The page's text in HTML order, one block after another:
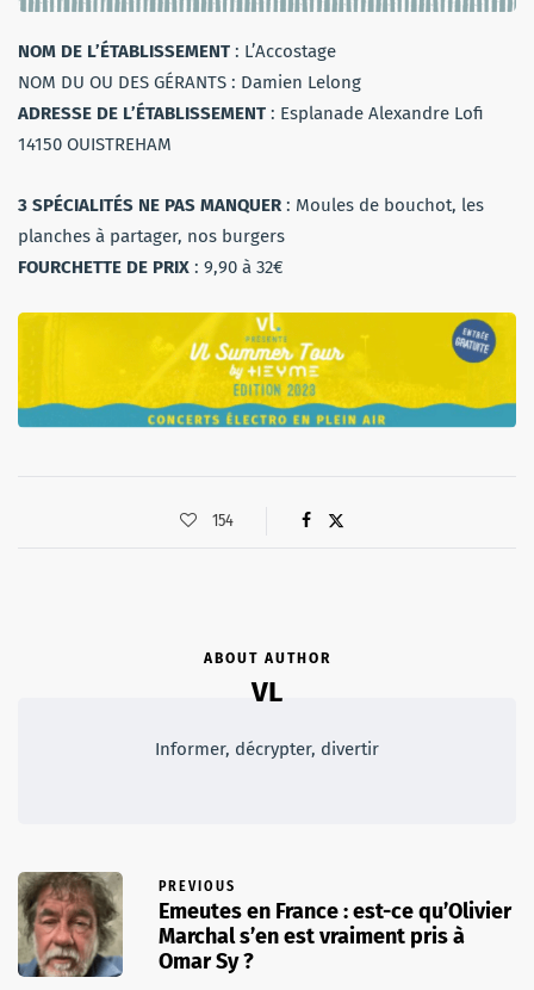
NOM DE L’ÉTABLISSEMENT : L’Accostage
NOM DU OU DES GÉRANTS : Damien Lelong
ADRESSE DE L’ÉTABLISSEMENT : Esplanade Alexandre Lofi
14150 OUISTREHAM
3 SPÉCIALITÉS NE PAS MANQUER : Moules de bouchot, les
planches à partager, nos burgers
FOURCHETTE DE PRIX : 9,90 à 32€
154
ABOUT AUTHOR
VL
Informer, décrypter, divertir
PREVIOUS
Emeutes en France : est-ce qu’Olivier
Marchal s’en est vraiment pris à
Omar Sy ?